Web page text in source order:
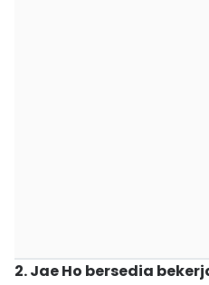
2. Jae Ho bersedia